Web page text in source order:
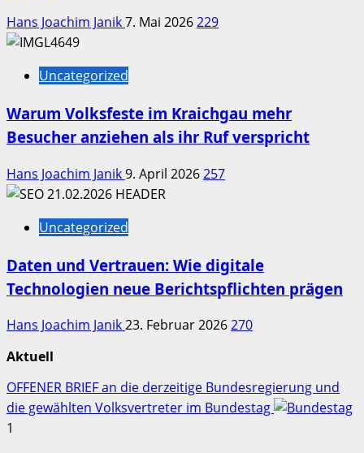
Hans Joachim Janik7. Mai 2026229
Uncategorized
Warum Volksfeste im Kraichgau mehr
Besucher anziehen als ihr Ruf verspricht
Hans Joachim Janik9. April 2026257
Uncategorized
Daten und Vertrauen: Wie digitale
Technologien neue Berichtspflichten prägen
Hans Joachim Janik23. Februar 2026270
Aktuell
OFFENER BRIEF an die derzeitige Bundesregierung und
die gewählten Volksvertreter im Bundestag
1